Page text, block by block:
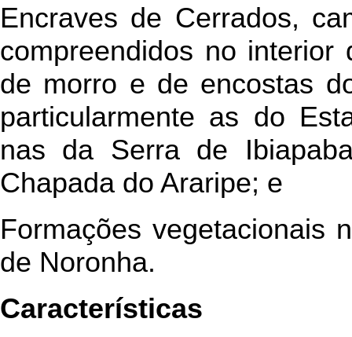
Encraves de Cerrados,
compreendidos no
de morro e de encostas
particularmente as do
nas da Serra de
Chapada do Araripe; e
Formações vegetacionais
de Noronha.
Características